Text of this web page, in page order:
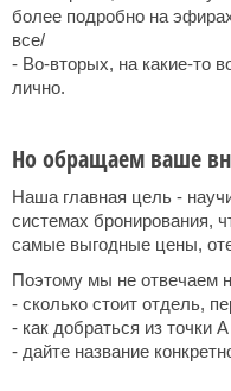
более подробно на
все/
- Во-вторых, на какие-то
лично.
Но обращаем ваше
Наша главная цель -
системах бронирования,
самые выгодные цены,
Поэтому мы не отвечаем
- сколько стоит отдель,
- как добраться из точки
- дайте название